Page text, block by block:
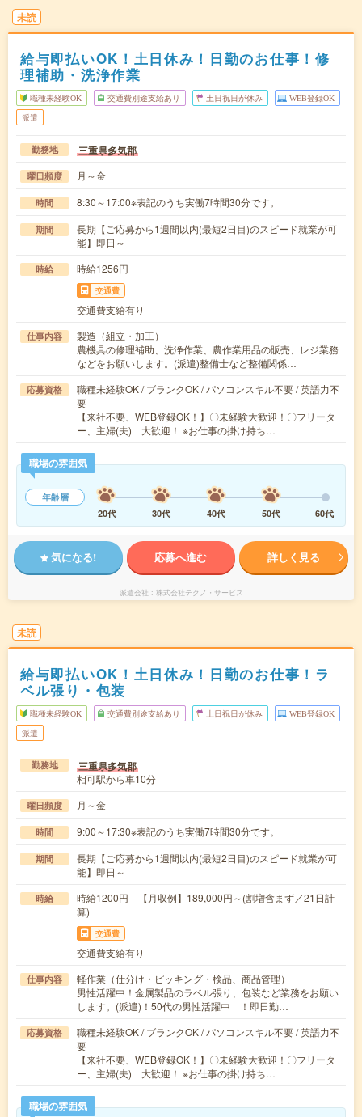
未読
給与即払いOK！土日休み！日勤のお仕事！修
理補助・洗浄作業
職種未経験OK 交通費別途支給あり 土日祝日が休み WEB登録OK
派遣
勤務地 三重県多気郡
曜日頻度 月～金
時間 8:30～17:00※表記のうち実働7時間30分です。
期間
長期【ご応募から1週間以内(最短2日目)のスピード就業が可
能】即日～
時給 時給1256円
交通費
交通費支給有り
仕事内容
製造（組立・加工）
農機具の修理補助、洗浄作業、農作業用品の販売、レジ業務
などをお願いします。(派遣)整備士など整備関係…
応募資格
職種未経験OK / ブランクOK / パソコンスキル不要 / 英語力不
要
【来社不要、WEB登録OK！】〇未経験大歓迎！〇フリータ
ー、主婦(夫) 大歓迎！ ※お仕事の掛け持ち…
職場の雰囲気
年齢層
20代
30代 40代 50代 60代
気になる! 応募へ進む 詳しく見る
派遣会社 株式会社テクノ・サービス
未読
給与即払いOK！土日休み！日勤のお仕事！ラ
ベル張り・包装
職種未経験OK 交通費別途支給あり 土日祝日が休み WEB登録OK
派遣
勤務地 三重県多気郡
相可駅から車10分
曜日頻度 月～金
時間 9:00～17:30※表記のうち実働7時間30分です。
期間
長期【ご応募から1週間以内(最短2日目)のスピード就業が可
能】即日～
時給
時給1200円 【月収例】189,000円～(割増含まず／21日計
算)
交通費
交通費支給有り
仕事内容
軽作業（仕分け・ピッキング・検品、商品管理）
男性活躍中！金属製品のラベル張り、包装など業務をお願い
します。(派遣)！50代の男性活躍中 ！即日勤…
応募資格
職種未経験OK / ブランクOK / パソコンスキル不要 / 英語力不
要
【来社不要、WEB登録OK！】〇未経験大歓迎！〇フリータ
ー、主婦(夫) 大歓迎！ ※お仕事の掛け持ち…
職場の雰囲気